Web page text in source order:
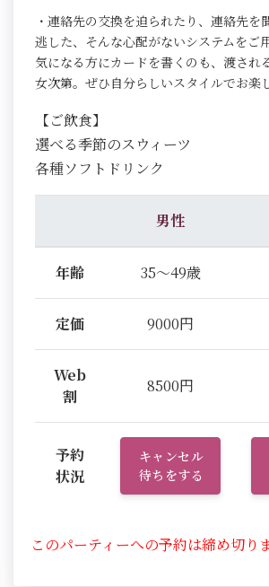
・連絡先の交換を迫られたり、連絡先を
逃した、そんな心配がないシステムをご
気になる方にカードを書くのも、渡され
女次第。ぜひ自分らしいスタイルでお楽
【ご飲食】
選べる季節のスウィーツ
各種ソフトドリンク
男性
年齢 35～49歳
定価 9000円
Web
割
8500円
予約
状況
キャンセル
待ちをする
このパーティーへの予約は締め切り